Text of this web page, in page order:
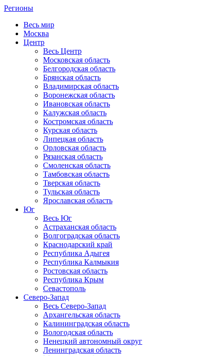
Регионы
Весь мир
Москва
Центр
Весь Центр
Московская область
Белгородская область
Брянская область
Владимирская область
Воронежская область
Ивановская область
Калужская область
Костромская область
Курская область
Липецкая область
Орловская область
Рязанская область
Смоленская область
Тамбовская область
Тверская область
Тульская область
Ярославская область
Юг
Весь Юг
Астраханская область
Волгоградская область
Краснодарский край
Республика Адыгея
Республика Калмыкия
Ростовская область
Республика Крым
Севастополь
Северо-Запад
Весь Северо-Запад
Архангельская область
Калининградская область
Вологодская область
Ненецкий автономный округ
Ленинградская область